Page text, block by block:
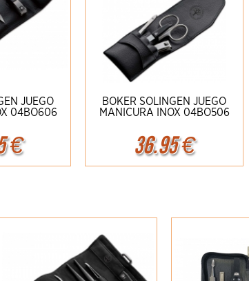
JUEGO
04BO606
€
BOKER SOLINGEN JUEGO
MANICURA INOX 04BO506
36.95€
Ampliar Detalles